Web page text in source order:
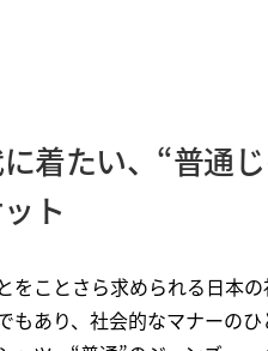
着たい、“普通
ト
ことさら求められる日本
あり、社会的なマナーの